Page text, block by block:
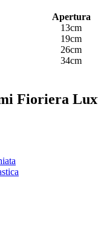
Apertura
13cm
19cm
26cm
34cm
Fioriera